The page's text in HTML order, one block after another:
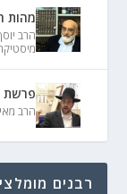
מהות
הרב
פרשת
הרב
רבנים